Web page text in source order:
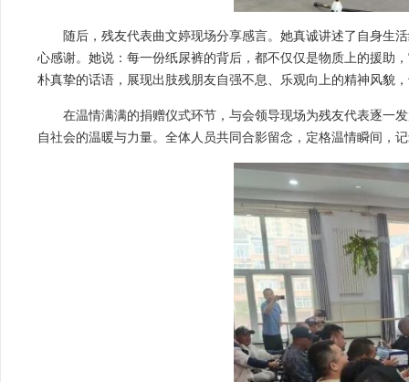
随后，残友代表曲文婷现场分享感言。她真诚讲述了自身生
心感谢。她说：每一份纸尿裤的背后，都不仅仅是物质上的援助
朴真挚的话语，展现出肢残朋友自强不息、乐观向上的精神风貌
在温情满满的捐赠仪式环节，与会领导现场为残友代表逐一
自社会的温暖与力量。全体人员共同合影留念，定格温情瞬间，